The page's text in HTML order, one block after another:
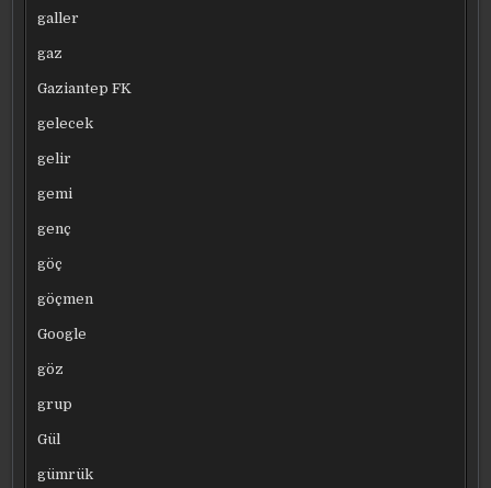
galler
gaz
Gaziantep FK
gelecek
gelir
gemi
genç
göç
göçmen
Google
göz
grup
Gül
gümrük